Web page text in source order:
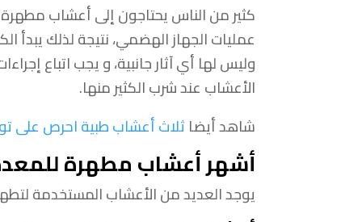
كثير من الناس يحتاجون إلى أعشاب
عمليات الجهاز الهضمي، نتيجة لذلك
وليس لها أي آثار جانبية، و يجب اتباع
الأعشاب عند شرب الكثير منها.
شاهد أيضا ثلاث أعشاب طبية احرص على
أشهر أعشاب مطهرة
يوجد العديد من الأعشاب المستخدمة